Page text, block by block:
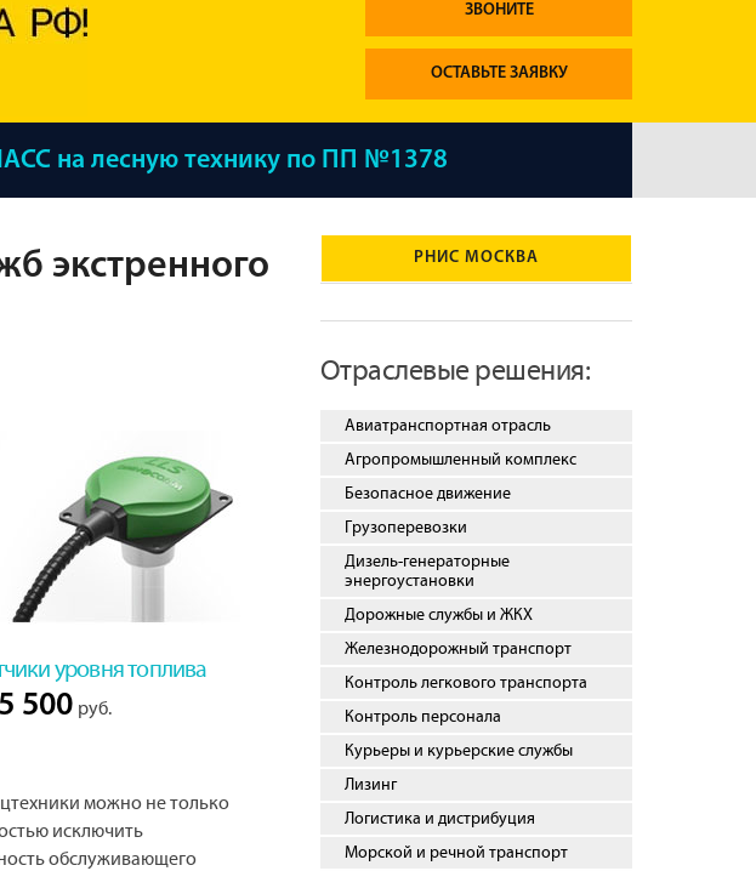
ЗВОНИТЕ
ОСТАВЬТЕ ЗАЯВКУ
на лесную технику по ПП №1378
экстренного
уровня топлива
5 500 руб.
можно не только
исключить
обслуживающего
РНИС МОСКВА
Отраслевые решения:
Авиатранспортная отрасль
Агропромышленный комплекс
Безопасное движение
Грузоперевозки
Дизель-генераторные
энергоустановки
Дорожные службы и ЖКХ
Железнодорожный транспорт
Контроль легкового транспорта
Контроль персонала
Курьеры и курьерские службы
Лизинг
Логистика и дистрибуция
Морской и речной транспорт